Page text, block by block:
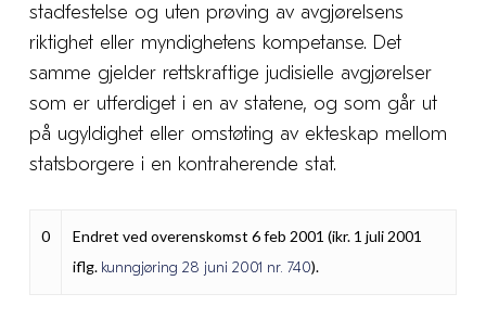
stadfestelse og uten prøving av avgjørelsens
riktighet eller myndighetens kompetanse. Det
samme gjelder rettskraftige judisielle avgjørelser
som er utferdiget i en av statene, og som går ut
på ugyldighet eller omstøting av ekteskap mellom
statsborgere i en kontraherende stat.
0
Endret ved overenskomst 6 feb 2001 (ikr. 1 juli 2001
iflg. kunngjøring 28 juni 2001 nr. 740).